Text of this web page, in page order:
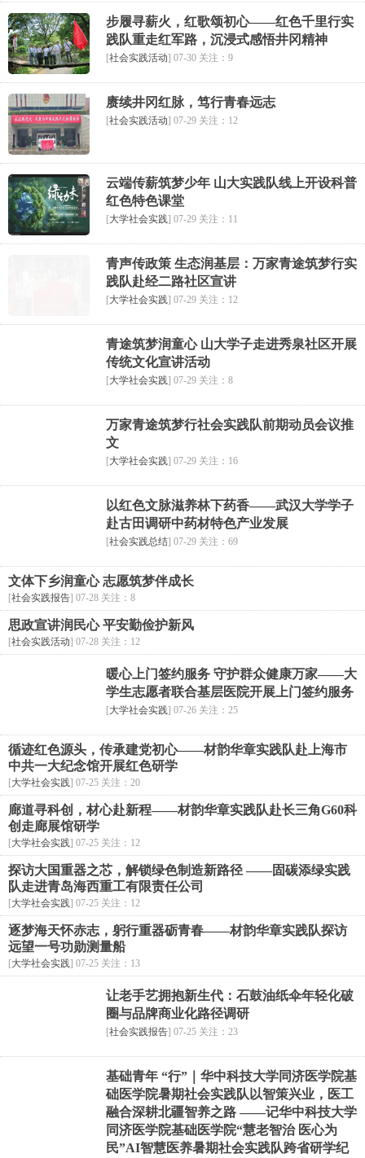
步履寻薪火，红歌颂初心——红色千里行实
践队重走红军路，沉浸式感悟井冈精神
[社会实践活动] 07-30 关注：9
赓续井冈红脉，笃行青春远志
[社会实践活动] 07-29 关注：12
云端传薪筑梦少年 山大实践队线上开设科普
红色特色课堂
[大学社会实践] 07-29 关注：11
青声传政策 生态润基层：万家青途筑梦行实
践队赴经二路社区宣讲
[大学社会实践] 07-29 关注：12
青途筑梦润童心 山大学子走进秀泉社区开展
传统文化宣讲活动
[大学社会实践] 07-29 关注：8
万家青途筑梦行社会实践队前期动员会议推
文
[大学社会实践] 07-29 关注：16
以红色文脉滋养林下药香——武汉大学学子
赴古田调研中药材特色产业发展
[社会实践总结] 07-29 关注：69
文体下乡润童心 志愿筑梦伴成长
[社会实践报告] 07-28 关注：8
思政宣讲润民心 平安勤俭护新风
[社会实践活动] 07-28 关注：12
暖心上门签约服务 守护群众健康万家——大
学生志愿者联合基层医院开展上门签约服务
[大学社会实践] 07-26 关注：25
循迹红色源头，传承建党初心——材韵华章实践队赴上海市
中共一大纪念馆开展红色研学
[大学社会实践] 07-25 关注：20
廊道寻科创，材心赴新程——材韵华章实践队赴长三角G60科
创走廊展馆研学
[大学社会实践] 07-25 关注：12
探访大国重器之芯，解锁绿色制造新路径 ——固碳添绿实践
队走进青岛海西重工有限责任公司
[大学社会实践] 07-25 关注：12
逐梦海天怀赤志，躬行重器砺青春——材韵华章实践队探访
远望一号功勋测量船
[大学社会实践] 07-25 关注：13
让老手艺拥抱新生代：石鼓油纸伞年轻化破
圈与品牌商业化路径调研
[社会实践报告] 07-25 关注：23
基础青年 “行”｜华中科技大学同济医学院基
础医学院暑期社会实践队以智策兴业，医工
融合深耕北疆智养之路 ——记华中科技大学
同济医学院基础医学院“慧老智治 医心为
民”AI智慧医养暑期社会实践队跨省研学纪